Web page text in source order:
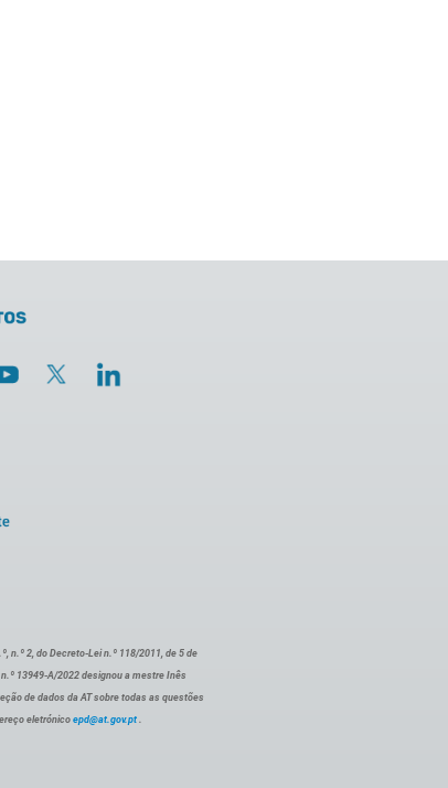
n.º 2, do Decreto-Lei n.º 118/2011, de 5 de
13949-A/2022 designou a mestre Inês
de dados da AT sobre todas as questões
eletrónico epd@at.gov.pt .